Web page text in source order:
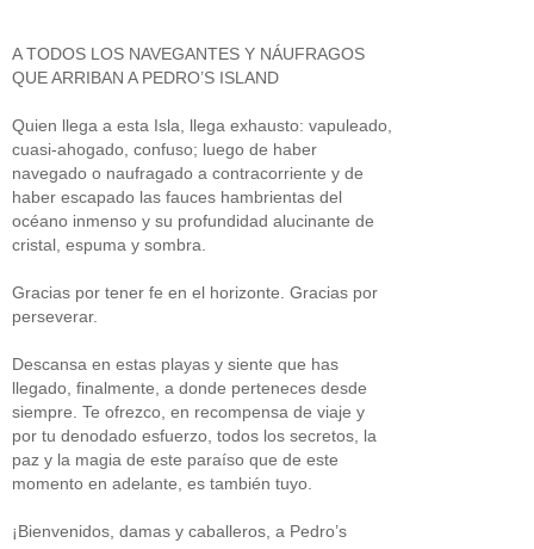
A TODOS LOS NAVEGANTES Y NÁUFRAGOS
QUE ARRIBAN A PEDRO’S ISLAND
Quien llega a esta Isla, llega exhausto: vapuleado,
cuasi-ahogado, confuso; luego de haber
navegado o naufragado a contracorriente y de
haber escapado las fauces hambrientas del
océano inmenso y su profundidad alucinante de
cristal, espuma y sombra.
Gracias por tener fe en el horizonte. Gracias por
perseverar.
Descansa en estas playas y siente que has
llegado, finalmente, a donde perteneces desde
siempre. Te ofrezco, en recompensa de viaje y
por tu denodado esfuerzo, todos los secretos, la
paz y la magia de este paraíso que de este
momento en adelante, es también tuyo.
¡Bienvenidos, damas y caballeros, a Pedro’s